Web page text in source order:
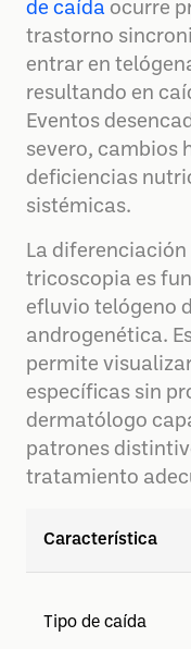
de caída ocurre
trastorno
entrar en
resultando en
Eventos
severo, cambios
deficiencias
sistémicas.
La
tricoscopia es
efluvio telógeno
androgenética.
permite
específicas sin
dermatólogo
patrones
tratamiento
Característica
Tipo de caída